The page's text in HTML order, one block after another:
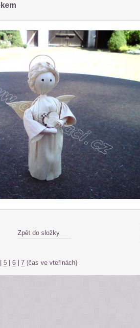
Zpět do složky
5 6 7 (čas ve vteřinách)